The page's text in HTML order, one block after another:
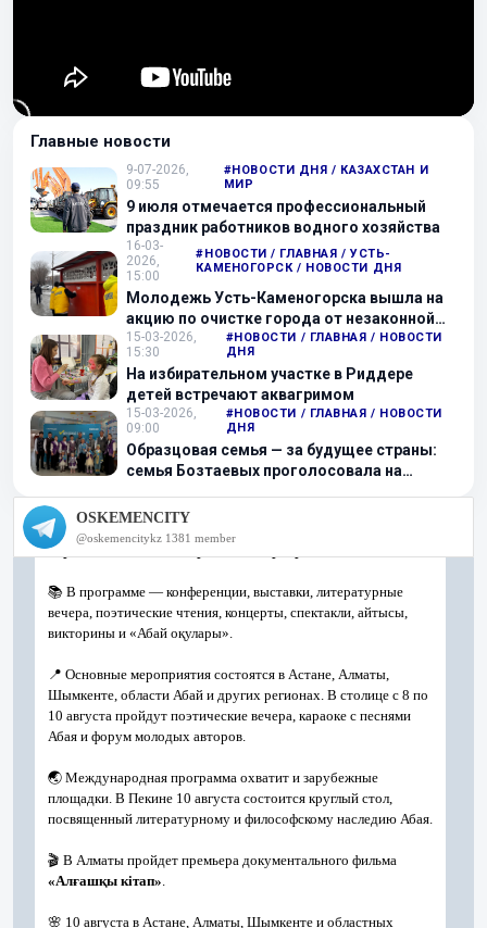
Главные новости
9-07-2026,
09:55
#НОВОСТИ ДНЯ / КАЗАХСТАН И
МИР
9 июля отмечается профессиональный
праздник работников водного хозяйства
16-03-
2026,
15:00
#НОВОСТИ / ГЛАВНАЯ / УСТЬ-
КАМЕНОГОРСК / НОВОСТИ ДНЯ
Молодежь Усть-Каменогорска вышла на
акцию по очистке города от незаконной
рекламы
15-03-2026,
15:30
#НОВОСТИ / ГЛАВНАЯ / НОВОСТИ
ДНЯ
На избирательном участке в Риддере
детей встречают аквагримом
15-03-2026,
09:00
#НОВОСТИ / ГЛАВНАЯ / НОВОСТИ
ДНЯ
Образцовая семья — за будущее страны:
семья Бозтаевых проголосовала на